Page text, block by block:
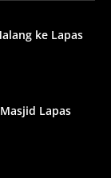
ke Lapas
Lapas